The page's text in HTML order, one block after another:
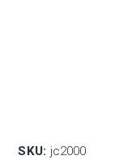
SKU: jc2000